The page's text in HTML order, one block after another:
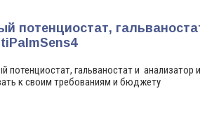
потенциостат,
потенциостат, гальваностат и
к своим требованиям и бюджету